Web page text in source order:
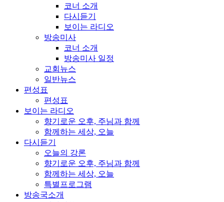
코너 소개
다시듣기
보이는 라디오
방송미사
코너 소개
방송미사 일정
교회뉴스
일반뉴스
편성표
편성표
보이는 라디오
향기로운 오후, 주님과 함께
함께하는 세상, 오늘
다시듣기
오늘의 강론
향기로운 오후, 주님과 함께
함께하는 세상, 오늘
특별프로그램
방송국소개